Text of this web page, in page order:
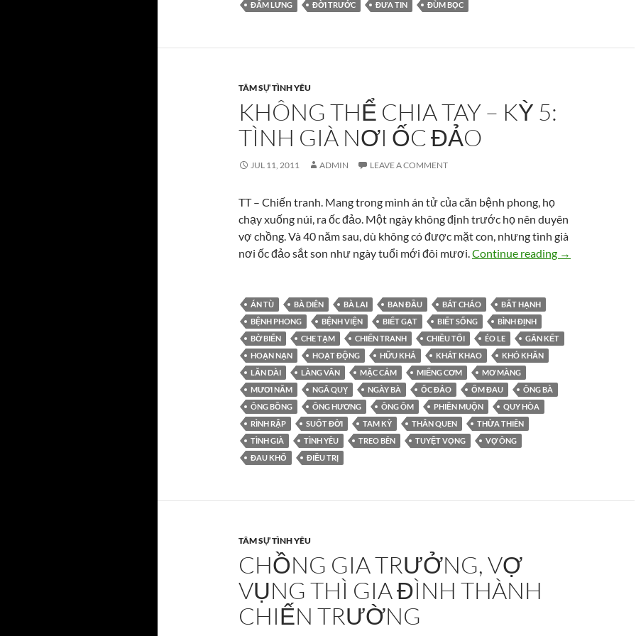
ĐẤM LƯNG
ĐỜI TRƯỚC ĐƯA TIN ĐÙM BỌC
TÂM SỰ TÌNH YÊU
KHÔNG THỂ CHIA TAY – KỲ 5:
TÌNH GIÀ NƠI ỐC ĐẢO
JUL 11, 2011 ADMIN LEAVE A COMMENT
TT – Chiến tranh. Mang trong mình án tử của căn bệnh phong, họ
chạy xuống núi, ra ốc đảo. Một ngày không định trước họ nên duyên
vợ chồng. Và 40 năm sau, dù không có được mặt con, nhưng tình già
nơi ốc đảo sắt son như ngày tuổi mới đôi mươi.Continue reading Không thể chia
→
ÁN TÙ BÀ DIÊN BÀ LAI BAN ĐẦU BÁT CHÁO
BẤT HẠNH
BỆNH PHONG
BỆNH VIỆN BIẾT GẠT BIẾT SỐNG
BÌNH ĐỊNH
BỜ BIỂN
CHE TẠM CHIẾN TRANH CHIỀU TỐI ÉO LE
GẮN KẾT
HOẠN NẠN
HOẠT ĐỘNG HỮU KHÁ KHÁT KHAO
KHÓ KHĂN
LĂN DÀI
LÀNG VÂN MẶC CẢM MIẾNG CƠM
MƠ MÀNG
MƯƠI NĂM
NGÃ QUỴ NGÀY BÀ ỐC ĐẢO ỐM ĐAU
ÔNG BÀ
ÔNG BỒNG
ÔNG HƯƠNG ÔNG ÔM PHIỀN MUỘN
QUY HÒA
RÌNH RẬP
SUỐT ĐỜI TAM KỲ THÂN QUEN
THỪA THIÊN
TÌNH GIÀ
TÌNH YÊU TREO BÊN TUYỆT VỌNG
VỢ ÔNG
ĐAU KHỔ
ĐIỀU TRỊ
TÂM SỰ TÌNH YÊU
CHỒNG GIA TRƯỞNG, VỢ
VỤNG THÌ GIA ĐÌNH THÀNH
CHIẾN TRƯỜNG